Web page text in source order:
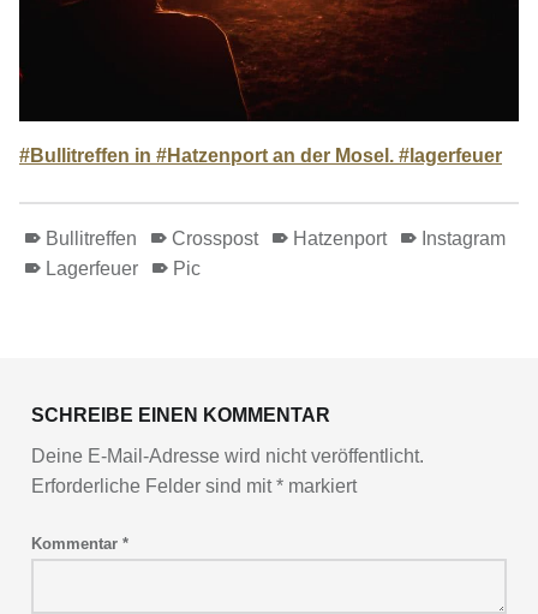
#Bullitreffen in #Hatzenport an der Mosel. #lagerfeuer
Bullitreffen Crosspost Hatzenport
Instagram
Lagerfeuer
Pic
SCHREIBE EINEN KOMMENTAR
Deine E-Mail-Adresse wird nicht veröffentlicht.
Erforderliche Felder sind mit*markiert
Kommentar *